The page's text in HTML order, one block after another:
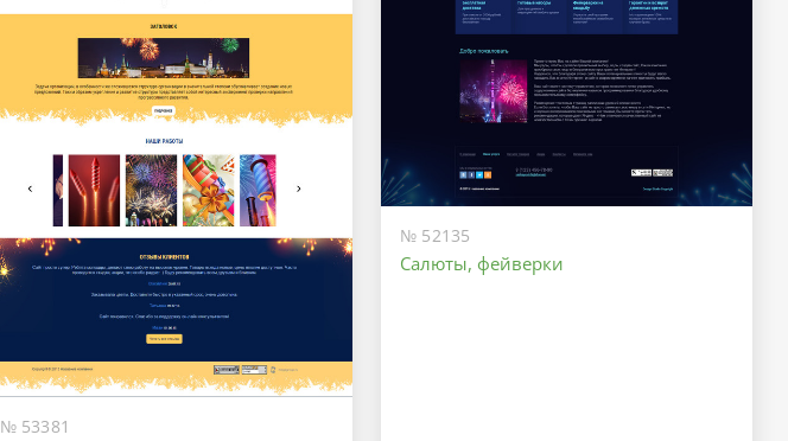
№ 53381
№ 52135
Салюты, фейверки